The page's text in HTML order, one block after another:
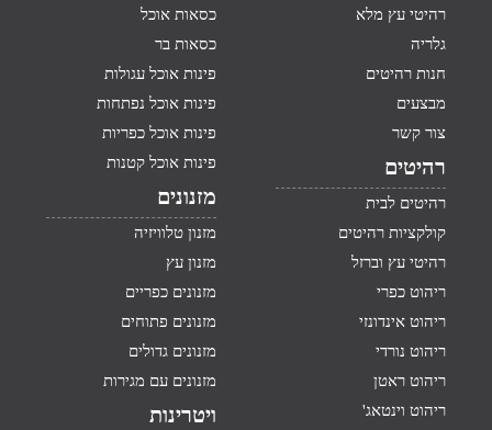
רהיטי עץ מלא
גלריה
חנות רהיטים
מבצעים
צור קשר
רהיטים
רהיטים לבית
קולקציות רהיטים
רהיטי עץ וברזל
ריהוט כפרי
ריהוט אינדונזי
ריהוט נורדי
ריהוט ראטן
ריהוט וינטאג'
כסאות אוכל
כסאות בר
פינות אוכל עגולות
פינות אוכל נפתחות
פינות אוכל כפריות
פינות אוכל קטנות
מזנונים
מזנון טלוויזיה
מזנון עץ
מזנונים כפריים
מזנונים פתוחים
מזנונים גדולים
מזנונים עם מגירות
ויטרינות